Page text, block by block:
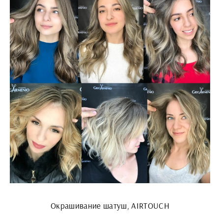
Окрашивание шатуш, AIRTOUCH